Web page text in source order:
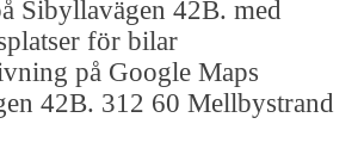
Sibyllavägen 42B. med
för bilar
på Google Maps
42B. 312 60 Mellbystrand